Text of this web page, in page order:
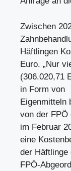
Zwischen
Häftlingen
Euro. „Nur
(306.020,71
in Form von
Eigenmitteln
von der FPÖ
im Februar
eine
der Häftlinge
FPÖ-